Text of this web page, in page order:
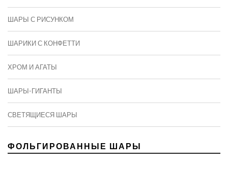
ШАРЫ С РИСУНКОМ
ШАРИКИ С КОНФЕТТИ
ХРОМ И АГАТЫ
ШАРЫ-ГИГАНТЫ
СВЕТЯЩИЕСЯ ШАРЫ
ФОЛЬГИРОВАННЫЕ ШАРЫ